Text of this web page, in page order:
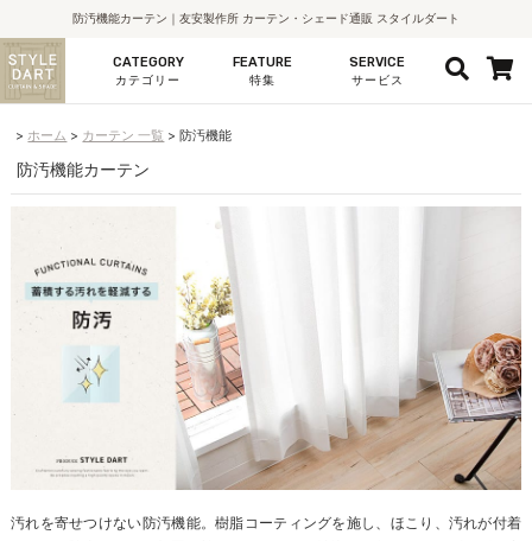
防汚機能カーテン｜友安製作所 カーテン・シェード通販 スタイルダート
CATEGORY
カテゴリー
FEATURE
特集
SERVICE
サービス
ホーム カーテン 一覧 防汚機能
防汚機能カーテン
汚れを寄せつけない防汚機能。樹脂コーティングを施し、ほこり、汚れが付着